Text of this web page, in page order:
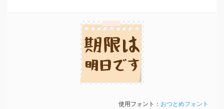
期限は
明日です
使用フォント： おつとめフォント